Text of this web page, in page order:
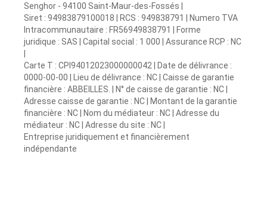
Senghor - 94100 Saint-Maur-des-Fossés |
Siret : 94983879100018 | RCS : 949838791 | Numero TVA
Intracommunautaire : FR56949838791 | Forme
juridique : SAS | Capital social : 1 000 | Assurance RCP : NC
|
Carte T : CPI94012023000000042 | Date de délivrance :
0000-00-00 | Lieu de délivrance : NC | Caisse de garantie
financière : ABBEILLES. | N° de caisse de garantie : NC |
Adresse caisse de garantie : NC | Montant de la garantie
financière : NC | Nom du médiateur : NC | Adresse du
médiateur : NC | Adresse du site : NC |
Entreprise juridiquement et financièrement
indépendante